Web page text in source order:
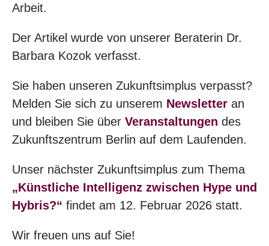
Arbeit.
Der Artikel wurde von unserer Beraterin Dr.
Barbara Kozok verfasst.
Sie haben unseren Zukunftsimplus verpasst?
Melden Sie sich zu unserem Newsletter an
und bleiben Sie über Veranstaltungen des
Zukunftszentrum Berlin auf dem Laufenden.
Unser nächster Zukunftsimplus zum Thema
„Künstliche Intelligenz zwischen Hype und
Hybris?“ findet am 12. Februar 2026 statt.
Wir freuen uns auf Sie!